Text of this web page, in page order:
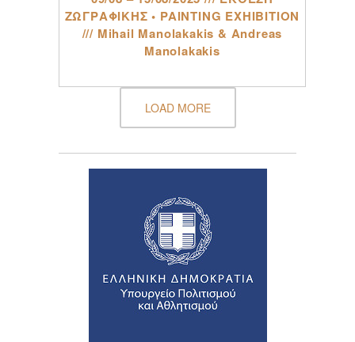
ΖΩΓΡΑΦΙΚΗΣ • PAINTING EXHIBITION
/// Mihail Manolakakis & Andreas
Manolakakis
LOAD MORE